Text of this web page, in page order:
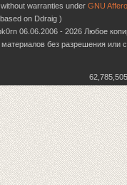
warranties under GNU
on Ddraig )
06.06.2006 - 2026 Любое
материалов без разрешения или